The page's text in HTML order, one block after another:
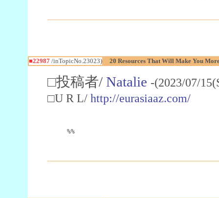
■22987/inTopicNo.23023) 20 Resources That Will Make You
□投稿者/ Natalie -(2023/07/
□U R L/ http://eurasiaaz.com/
%%